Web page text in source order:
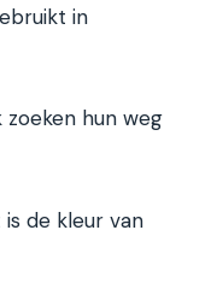
in
hun weg
de kleur van